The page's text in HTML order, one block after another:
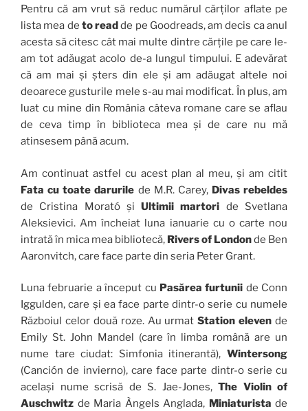
Pentru că am vrut să reduc numărul cărților aflate pe
lista mea de to read de pe Goodreads, am decis ca anul
acesta să citesc cât mai multe dintre cărțile pe care le-
am tot adăugat acolo de-a lungul timpului. E adevărat
că am mai și șters din ele și am adăugat altele noi
deoarece gusturile mele s-au mai modificat. În plus, am
luat cu mine din România câteva romane care se aflau
de ceva timp în biblioteca mea și de care nu mă
atinsesem până acum.
Am continuat astfel cu acest plan al meu, și am citit
Fata cu toate darurile de M.R. Carey, Divas rebeldes
de Cristina Morató șiUltimii martori de Svetlana
Aleksievici. Am încheiat luna ianuarie cu o carte nou
intrată în mica mea bibliotecă, Rivers of Londonde Ben
Aaronvitch, care face parte din seria Peter Grant.
Luna februarie a început cu Pasărea furtunii de Conn
Iggulden, care și ea face parte dintr-o serie cu numele
Războiul celor două roze. Au urmatStation eleven de
Emily St. John Mandel (care în limba română are un
nume tare ciudat: Simfonia itinerantă), Wintersong
(Canción de invierno), care face parte dintr-o serie cu
același nume scrisă de S. Jae-Jones, The Violin of
Auschwitz de Maria Àngels Anglada, Miniaturista de